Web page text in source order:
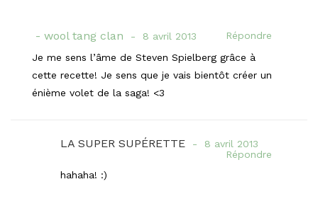
wool tang clan 8 avril 2013
Répondre
Je me sens l’âme de Steven Spielberg grâce à
cette recette! Je sens que je vais bientôt créer un
énième volet de la saga! <3
LA SUPER SUPÉRETTE
8 avril 2013
Répondre
hahaha! :)